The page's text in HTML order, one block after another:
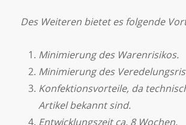
Des Weiteren bietet es folgende
Minimierung des Warenrisikos.
Minimierung des
Konfektionsvorteile, da
Artikel bekannt sind.
Entwicklungszeit ca. 8 Wochen.